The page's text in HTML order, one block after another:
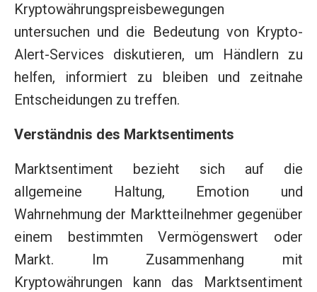
Kryptowährungspreisbewegungen
untersuchen und die Bedeutung von Krypto-
Alert-Services diskutieren, um Händlern zu
helfen, informiert zu bleiben und zeitnahe
Entscheidungen zu treffen.
Verständnis des Marktsentiments
Marktsentiment bezieht sich auf die
allgemeine Haltung, Emotion und
Wahrnehmung der Marktteilnehmer gegenüber
einem bestimmten Vermögenswert oder
Markt. Im Zusammenhang mit
Kryptowährungen kann das Marktsentiment